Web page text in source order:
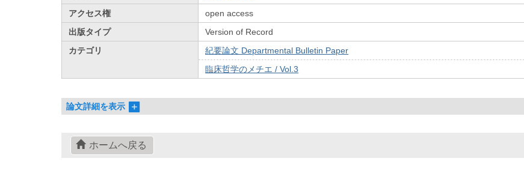
アクセス権
open access
出版タイプ
Version of Record
カテゴリ
紀要論文 Departmental Bulletin Paper
臨床哲学のメチエ / Vol.3
論文詳細を表示
ホームへ戻る